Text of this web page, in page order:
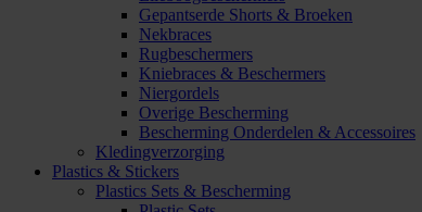
Gepantserde Shorts & Broeken
Nekbraces
Rugbeschermers
Kniebraces & Beschermers
Niergordels
Overige Bescherming
Bescherming Onderdelen & Accessoires
Kledingverzorging
Plastics & Stickers
Plastics Sets & Bescherming